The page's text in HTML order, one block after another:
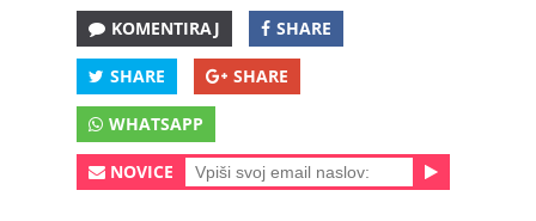
KOMENTIRAJ SHARE
SHARE SHARE
WHATSAPP
NOVICE